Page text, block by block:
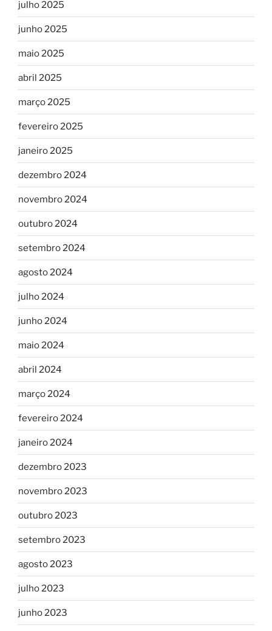
julho 2025
junho 2025
maio 2025
abril 2025
março 2025
fevereiro 2025
janeiro 2025
dezembro 2024
novembro 2024
outubro 2024
setembro 2024
agosto 2024
julho 2024
junho 2024
maio 2024
abril 2024
março 2024
fevereiro 2024
janeiro 2024
dezembro 2023
novembro 2023
outubro 2023
setembro 2023
agosto 2023
julho 2023
junho 2023